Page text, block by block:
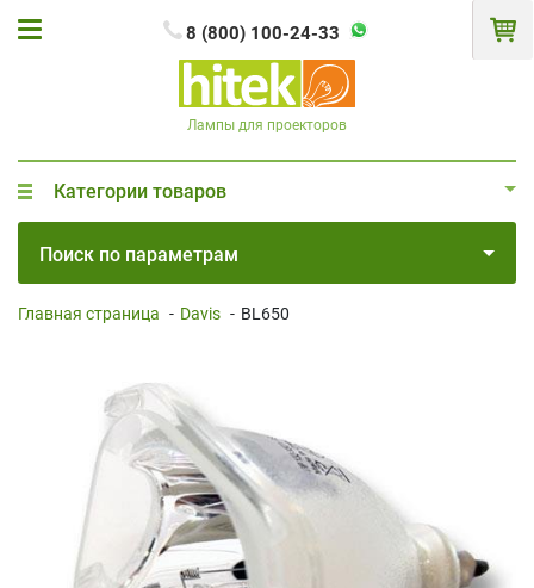
8 (800) 100-24-33
Лампы для проекторов
Категории товаров
Поиск по параметрам
Главная страница - Davis - BL650